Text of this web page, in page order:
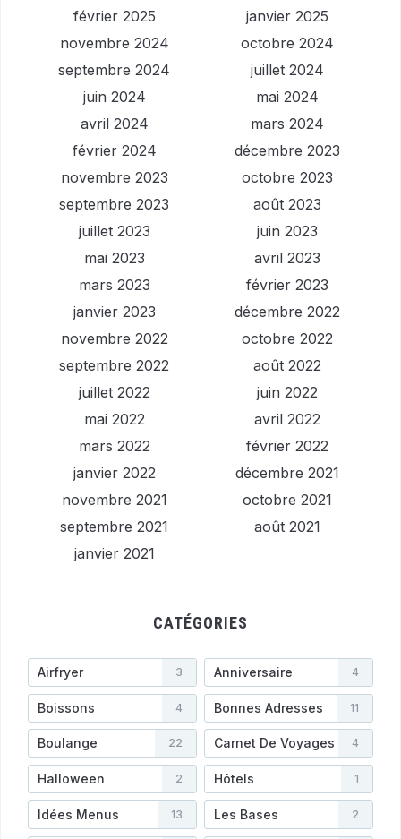
février 2025
janvier 2025
novembre 2024
octobre 2024
septembre 2024
juillet 2024
juin 2024
mai 2024
avril 2024
mars 2024
février 2024
décembre 2023
novembre 2023
octobre 2023
septembre 2023
août 2023
juillet 2023
juin 2023
mai 2023
avril 2023
mars 2023
février 2023
janvier 2023
décembre 2022
novembre 2022
octobre 2022
septembre 2022
août 2022
juillet 2022
juin 2022
mai 2022
avril 2022
mars 2022
février 2022
janvier 2022
décembre 2021
novembre 2021
octobre 2021
septembre 2021
août 2021
janvier 2021
CATÉGORIES
Airfryer 3 Anniversaire 4
Boissons 4 Bonnes Adresses 11
Boulange 22 Carnet De Voyages 4
Halloween 2 Hôtels 1
Idées Menus 13 Les Bases 2